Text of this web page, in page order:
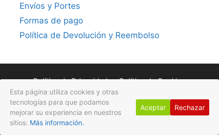
Envíos y Portes
Formas de pago
Política de Devolución y Reembolso
Política de Privacidad
Política de Cookies
Avisos Legales
© 2026 Gotas de Flores
Esta página utiliza cookies y otras
tecnologías para que podamos
mejorar su experiencia en nuestros
sitios: Más información.
Aceptar Rechazar